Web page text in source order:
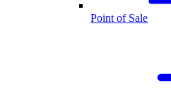
Point of Sale